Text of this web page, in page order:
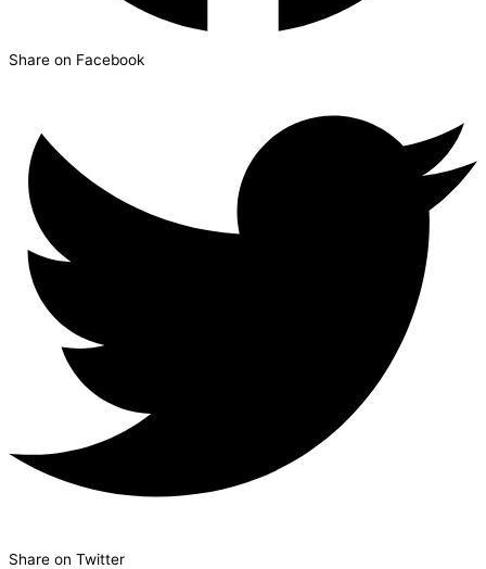
Share on Facebook
Share on Twitter